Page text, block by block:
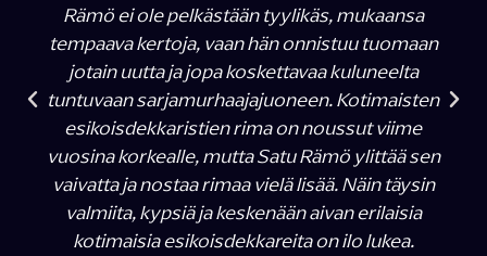
Rämö ei ole pelkästään tyylikäs, mukaansa
tempaava kertoja, vaan hän onnistuu tuomaan
jotain uutta ja jopa koskettavaa kuluneelta
tuntuvaan sarjamurhaajajuoneen. Kotimaisten
esikoisdekkaristien rima on noussut viime
vuosina korkealle, mutta Satu Rämö ylittää sen
vaivatta ja nostaa rimaa vielä lisää. Näin täysin
valmiita, kypsiä ja keskenään aivan erilaisia
kotimaisia esikoisdekkareita on ilo lukea.